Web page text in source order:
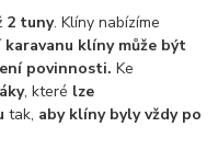
2 tuny. Klíny nabízíme
karavanu klíny může být
povinnosti. Ke
, které lze
tak, aby klíny byly vždy po